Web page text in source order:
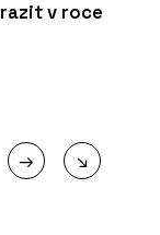
v roce
→ ↘